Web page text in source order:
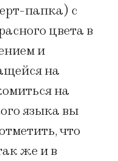
папка) с
цвета в
и
на
на
языка вы
что
же и в